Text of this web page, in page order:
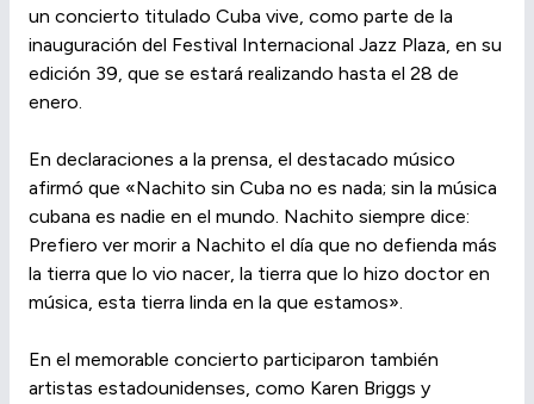
un concierto titulado Cuba vive, como parte de la
inauguración del Festival Internacional Jazz Plaza, en su
edición 39, que se estará realizando hasta el 28 de
enero.
En declaraciones a la prensa, el destacado músico
afirmó que «Nachito sin Cuba no es nada; sin la música
cubana es nadie en el mundo. Nachito siempre dice:
Prefiero ver morir a Nachito el día que no defienda más
la tierra que lo vio nacer, la tierra que lo hizo doctor en
música, esta tierra linda en la que estamos».
En el memorable concierto participaron también
artistas estadounidenses, como Karen Briggs y